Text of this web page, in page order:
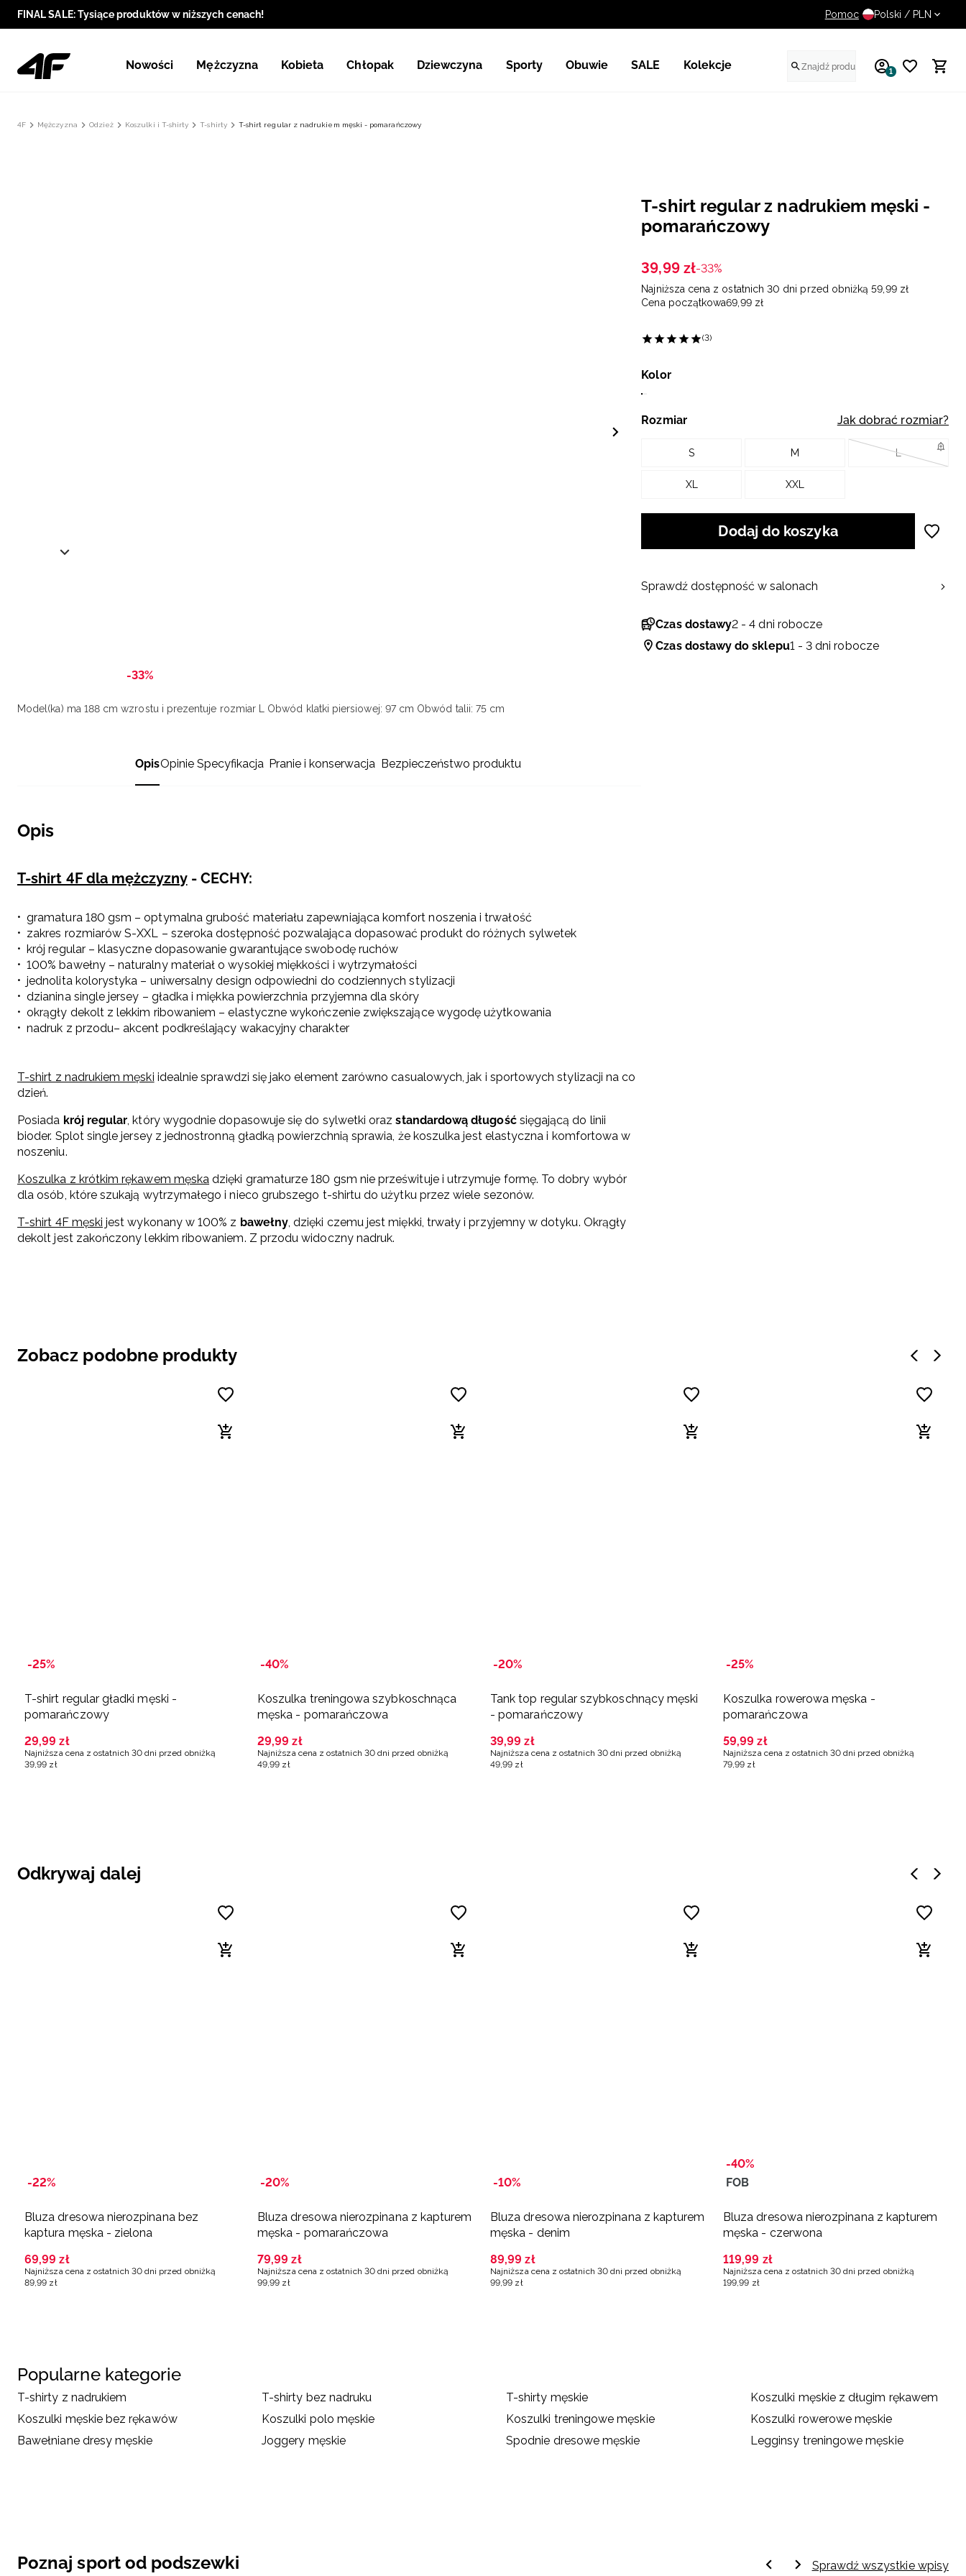
FINAL SALE: Tysiące produktów w niższych cenach! UWAGA NA FAŁSZYWE
Pomoc Polski / PLN
Nowości Mężczyzna Kobieta Chłopak Dziewczyna Sporty Obuwie SALE Kolekcje 1
4F Mężczyzna Odzież Koszulki i T-shirty T-shirty T-shirt regular z nadrukiem męski - pomarańczowy
-33%
Model(ka) ma 188 cm wzrostu i prezentuje rozmiar L Obwód klatki piersiowej: 97 cm Obwód talii: 75 cm
OpisOpinie Specyfikacja Pranie i konserwacja Bezpieczeństwo produktu
Opis
T-shirt 4F dla mężczyzny- CECHY:
gramatura 180 gsm – optymalna grubość materiału zapewniająca komfort noszenia i trwałość
zakres rozmiarów S-XXL – szeroka dostępność pozwalająca dopasować produkt do różnych sylwetek
krój regular – klasyczne dopasowanie gwarantujące swobodę ruchów
100% bawełny – naturalny materiał o wysokiej miękkości i wytrzymałości
jednolita kolorystyka – uniwersalny design odpowiedni do codziennych stylizacji
dzianina single jersey – gładka i miękka powierzchnia przyjemna dla skóry
okrągły dekolt z lekkim ribowaniem – elastyczne wykończenie zwiększające wygodę użytkowania
nadruk z przodu– akcent podkreślający wakacyjny charakter
T-shirt z nadrukiem męski idealnie sprawdzi się jako element zarówno casualowych, jak i sportowych stylizacji na co
dzień.
Posiada krój regular, który wygodnie dopasowuje się do sylwetki orazstandardową długośćsięgającą do linii
bioder. Splot single jersey z jednostronną gładką powierzchnią sprawia, że koszulka jest elastyczna i komfortowa w
noszeniu.
Koszulka z krótkim rękawem męska dzięki gramaturze 180 gsm nie prześwituje i utrzymuje formę. To dobry wybór
dla osób, które szukają wytrzymałego i nieco grubszego t-shirtu do użytku przez wiele sezonów.
T-shirt 4F męski jest wykonany w 100% z bawełny, dzięki czemu jest miękki, trwały i przyjemny w dotyku. Okrągły
dekolt jest zakończony lekkim ribowaniem. Z przodu widoczny nadruk.
T-shirt regular z nadrukiem męski -
pomarańczowy
39,99 zł-33%
Najniższa cena z ostatnich 30 dni przed obniżką 59 99 zł
Cena początkowa69 99 zł
(3)
Kolor
Rozmiar Jak dobrać rozmiar?
S M L
XL XXL
Dodaj do koszyka
Czas dostawy2 - 4 dni robocze
Czas dostawy do sklepu1 - 3 dni robocze
Sprawdź dostępność w salonach
Zobacz podobne produkty
-25%
T-shirt regular gładki męski -
pomarańczowy
29,99 zł
Najniższa cena z ostatnich 30 dni przed obniżką
39,99 zł
-40%
Koszulka treningowa szybkoschnąca
męska - pomarańczowa
29,99 zł
Najniższa cena z ostatnich 30 dni przed obniżką
49,99 zł
-20%
Tank top regular szybkoschnący męski
- pomarańczowy
39,99 zł
Najniższa cena z ostatnich 30 dni przed obniżką
49,99 zł
-25%
Koszulka rowerowa męska -
pomarańczowa
59,99 zł
Najniższa cena z ostatnich 30 dni przed obniżką
79,99 zł
Odkrywaj dalej
-22%
Bluza dresowa nierozpinana bez
kaptura męska - zielona
69,99 zł
Najniższa cena z ostatnich 30 dni przed obniżką
89 ,99 zł
-20%
Bluza dresowa nierozpinana z kapturem
męska - pomarańczowa
79,99 zł
Najniższa cena z ostatnich 30 dni przed obniżką
99 ,99 zł
-10%
Bluza dresowa nierozpinana z kapturem
męska - denim
89,99 zł
Najniższa cena z ostatnich 30 dni przed obniżką
99 ,99 zł
-40%
FOB
Bluza dresowa nierozpinana z kapturem
męska - czerwona
119,99 zł
Najniższa cena z ostatnich 30 dni przed obniżką
199 ,99 zł
Popularne kategorie
T-shirty z nadrukiem T-shirty bez nadruku T-shirty męskie
Koszulki męskie z długim rękawem
Koszulki męskie bez rękawów
Koszulki polo męskie Koszulki treningowe męskie
Koszulki rowerowe męskie
Bawełniane dresy męskie
Joggery męskie Spodnie dresowe męskie Legginsy treningowe męskie
Poznaj sport od podszewki Sprawdź wszystkie wpisy